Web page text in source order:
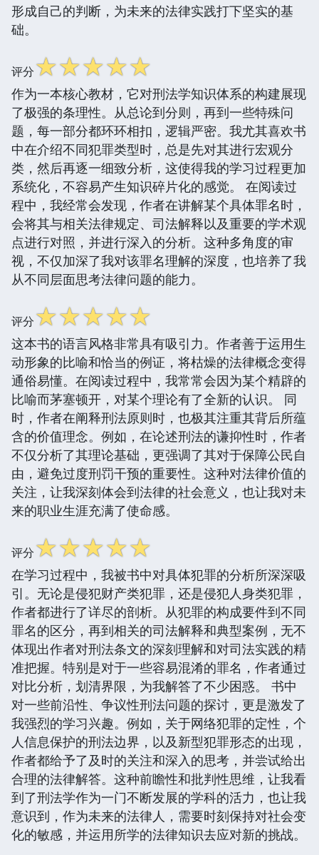
形成自己的判断，为未来的法律实践打下坚实的基
础。
评分☆☆☆☆☆
作为一本核心教材，它对刑法学知识体系的构建展现
了极强的条理性。从总论到分则，再到一些特殊问
题，每一部分都环环相扣，逻辑严密。我尤其喜欢书
中在介绍不同犯罪类型时，总是先对其进行宏观分
类，然后再逐一细致分析，这使得我的学习过程更加
系统化，不容易产生知识碎片化的感觉。 在阅读过
程中，我经常会发现，作者在讲解某个具体罪名时，
会将其与相关法律规定、司法解释以及重要的学术观
点进行对照，并进行深入的分析。这种多角度的审
视，不仅加深了我对该罪名理解的深度，也培养了我
从不同层面思考法律问题的能力。
评分☆☆☆☆☆
这本书的语言风格非常具有吸引力。作者善于运用生
动形象的比喻和恰当的例证，将枯燥的法律概念变得
通俗易懂。在阅读过程中，我常常会因为某个精辟的
比喻而茅塞顿开，对某个理论有了全新的认识。 同
时，作者在阐释刑法原则时，也极其注重其背后所蕴
含的价值理念。例如，在论述刑法的谦抑性时，作者
不仅分析了其理论基础，更强调了其对于保障公民自
由，避免过度刑罚干预的重要性。这种对法律价值的
关注，让我深刻体会到法律的社会意义，也让我对未
来的职业生涯充满了使命感。
评分☆☆☆☆☆
在学习过程中，我被书中对具体犯罪的分析所深深吸
引。无论是侵犯财产类犯罪，还是侵犯人身类犯罪，
作者都进行了详尽的剖析。从犯罪的构成要件到不同
罪名的区分，再到相关的司法解释和典型案例，无不
体现出作者对刑法条文的深刻理解和对司法实践的精
准把握。特别是对于一些容易混淆的罪名，作者通过
对比分析，划清界限，为我解答了不少困惑。 书中
对一些前沿性、争议性刑法问题的探讨，更是激发了
我强烈的学习兴趣。例如，关于网络犯罪的定性，个
人信息保护的刑法边界，以及新型犯罪形态的出现，
作者都给予了及时的关注和深入的思考，并尝试给出
合理的法律解答。这种前瞻性和批判性思维，让我看
到了刑法学作为一门不断发展的学科的活力，也让我
意识到，作为未来的法律人，需要时刻保持对社会变
化的敏感，并运用所学的法律知识去应对新的挑战。